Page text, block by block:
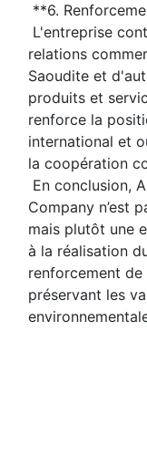
**6.
relations
Saoudite et
produits et
renforce la
international et
la coopération
Company n’est
mais plutôt une
à la réalisation
renforcement de
préservant les